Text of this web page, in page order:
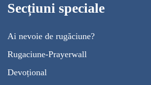
Secțiuni speciale
Ai nevoie de rugăciune?
Rugaciune-Prayerwall
Devoțional